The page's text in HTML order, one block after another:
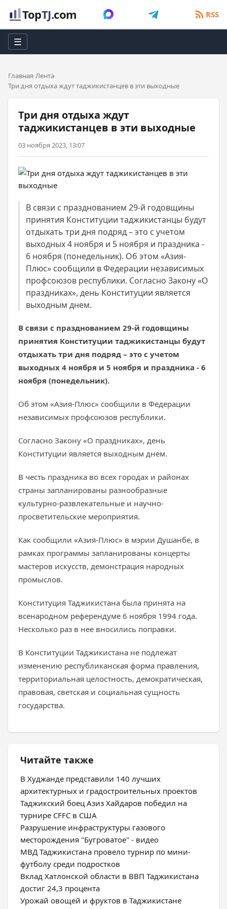
TopTJ.com RSS
☰
Главная Лента
Три дня отдыха ждут таджикистанцев в эти выходные
Три дня отдыха ждут
таджикистанцев в эти выходные
03 ноября 2023, 13:07
В связи с празднованием 29-й годовщины
принятия Конституции таджикистанцы будут
отдыхать три дня подряд – это с учетом
выходных 4 ноября и 5 ноября и праздника -
6 ноября (понедельник). Об этом «Азия-
Плюс» сообщили в Федерации независимых
профсоюзов республики. Согласно Закону «О
праздниках», день Конституции является
выходным днем.
В связи с празднованием 29-й годовщины
принятия Конституции таджикистанцы будут
отдыхать три дня подряд – это с учетом
выходных 4 ноября и 5 ноября и праздника - 6
ноября (понедельник).
Об этом «Азия-Плюс» сообщили в Федерации
независимых профсоюзов республики.
Согласно Закону «О праздниках», день
Конституции является выходным днем.
В честь праздника во всех городах и районах
страны запланированы разнообразные
культурно-развлекательные и научно-
просветительские мероприятия.
Как сообщили «Азия-Плюс» в мэрии Душанбе, в
рамках программы запланированы концерты
мастеров искусств, демонстрация народных
промыслов.
Конституция Таджикистана была принята на
всенародном референдуме 6 ноября 1994 года.
Несколько раз в нее вносились поправки.
В Конституции Таджикистана не подлежат
изменению республиканская форма правления,
территориальная целостность, демократическая,
правовая, светская и социальная сущность
государства.
Читайте также
В Худжанде представили 140 лучших
архитектурных и градостроительных проектов
Таджикский боец Азиз Хайдаров победил на
турнире CFFC в США
Разрушение инфраструктуры газового
месторождения "Бугроватое" - видео
МВД Таджикистана провело турнир по мини-
футболу среди подростков
Вклад Хатлонской области в ВВП Таджикистана
достиг 24,3 процента
Урожай овощей и фруктов в Таджикистане